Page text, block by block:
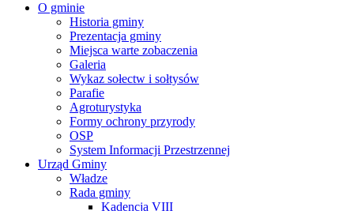
O gminie
Historia gminy
Prezentacja gminy
Miejsca warte zobaczenia
Galeria
Wykaz sołectw i sołtysów
Parafie
Agroturystyka
Formy ochrony przyrody
OSP
System Informacji Przestrzennej
Urząd Gminy
Władze
Rada gminy
Kadencja VIII